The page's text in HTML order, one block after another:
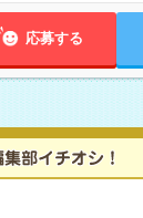
応募する